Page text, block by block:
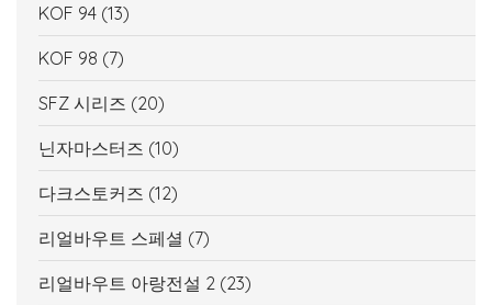
KOF 94 (13)
KOF 98 (7)
SFZ 시리즈 (20)
닌자마스터즈 (10)
다크스토커즈 (12)
리얼바우트 스페셜 (7)
리얼바우트 아랑전설 2 (23)